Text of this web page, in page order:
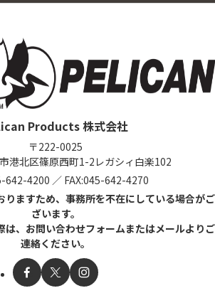
Products 株式会社
〒222-0025
港北区篠原西町1-2 レガシィ白楽102
642-4200 ／ FAX:045-642-4270
りますため、事務所を不在にしている場合がご
ざいます。
は、お問い合わせフォームまたはメールよりご
連絡ください。